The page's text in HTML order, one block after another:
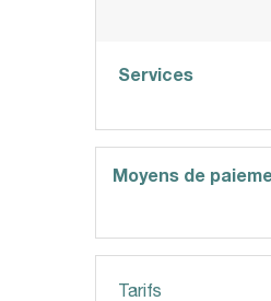
Services
Moyens de
Tarifs